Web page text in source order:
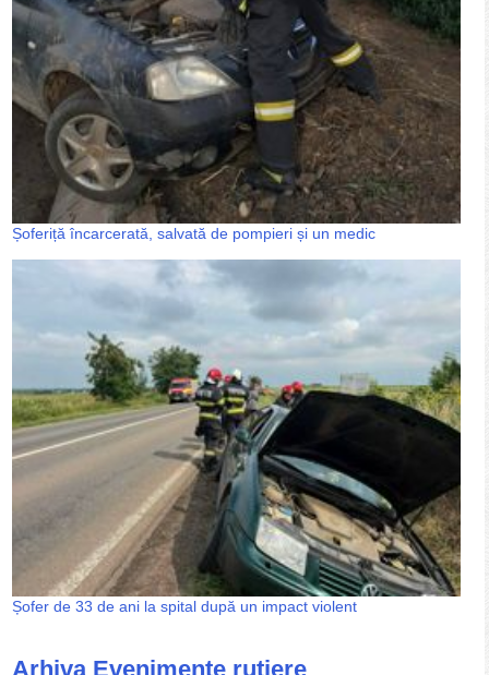
Șoferiță încarcerată, salvată de pompieri și un medic
Șofer de 33 de ani la spital după un impact violent
Arhiva Evenimente rutiere